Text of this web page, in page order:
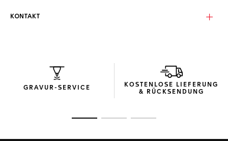
KONTAKT
GRAVUR-SERVICE
KOSTENLOSE LIEFERUNG
& RÜCKSENDUNG